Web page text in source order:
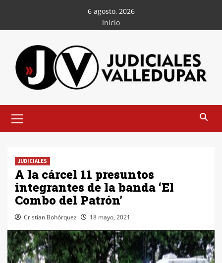
contenido
6 agosto, 2026
Inicio
principal
JUDICIALES
A la cárcel 11 presuntos
integrantes de la banda ‘El
Combo del Patrón’
Cristian Bohórquez 18 mayo, 2021